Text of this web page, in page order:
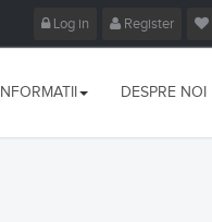
Log in Register
INFORMATII DESPRE NOI